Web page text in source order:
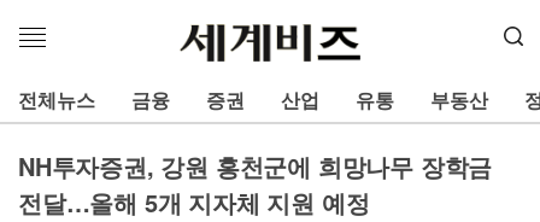
메
열
기
전체뉴스 금융 증권 산업 유통 부동산
NH투자증권, 강원 홍천군에 희망나무 장학금
전달…올해 5개 지자체 지원 예정